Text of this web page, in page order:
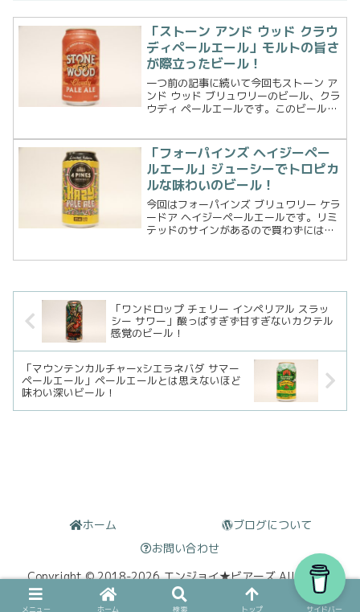
「ストーン アンド ウッド クラウ
ディペールエール」モルトの旨さ
が際立ったビール！
一つ前の記事に続いて今回もストーン ア
ンド ウッド ブリュワリーのビール、クラ
ウディ ペールエールです。このビール、
体は似ているようだし、「Cloudy」とい
うのも前の...
「フォーパインズ ヘイジーペー
ルエール」ジューシーでトロピカ
ルな味わいのビール！
今回はフォーパインズ ブリュワリー ケラ
ードア ヘイジーペールエールです。リミ
テッドのサインがあるので買わずにはい
「ワンドロップ チェリー インペリアル スラッ
シー サワー」酸っぱすぎず甘すぎないカクテル
感覚のビール！
「マウンテンカルチャーxシエラネバダ サマー
ペールエール」ペールエールとは思えないほど
味わい深いビール！
ホーム
ブログについて
お問い合わせ
Copyright © 2018-2026 エンジョイ★ビアーズ All Rights
Reserved.
メニュー ホーム 検索 トップ サイドバー